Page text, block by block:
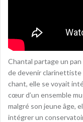
Chantal partage un
de devenir clarinettiste
chant, elle se voyait
cœur d’un ensemble
malgré son jeune âge,
intégrer un